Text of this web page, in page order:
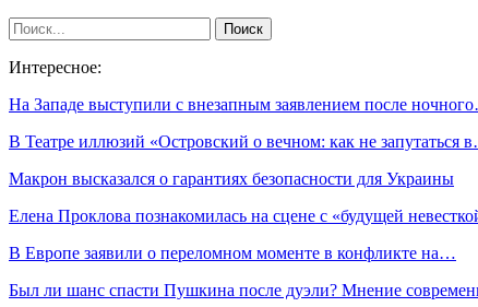
Интересное:
На Западе выступили с внезапным заявлением после
В Театре иллюзий «Островский о вечном: как не запутаться
Макрон высказался о гарантиях безопасности для Украины
Елена Проклова познакомилась на сцене с «будущей
В Европе заявили о переломном моменте в конфликте на…
Был ли шанс спасти Пушкина после дуэли? Мнение